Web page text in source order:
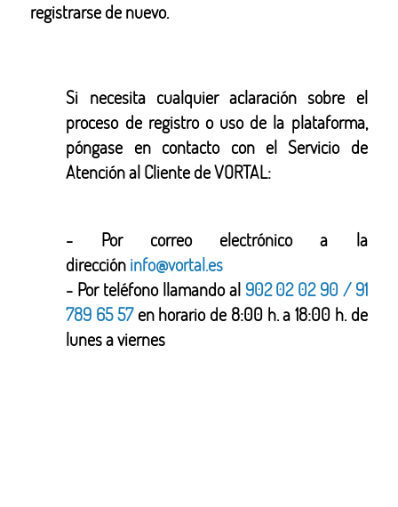
registrarse de nuevo.
Si necesita cualquier aclaración sobre el
proceso de registro o uso de la plataforma,
póngase en contacto con el Servicio de
Atención al Cliente de VORTAL:
- Por correo electrónico a la
dirección info@vortal.es
- Por teléfono llamando al902 02 02 90 / 91
789 65 57en horario de 8:00 h. a 18:00 h. de
lunes a viernes